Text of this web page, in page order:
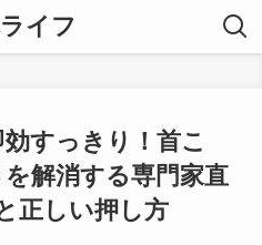
イフ
すっきり！首こ
解消する専門家直
正しい押し方